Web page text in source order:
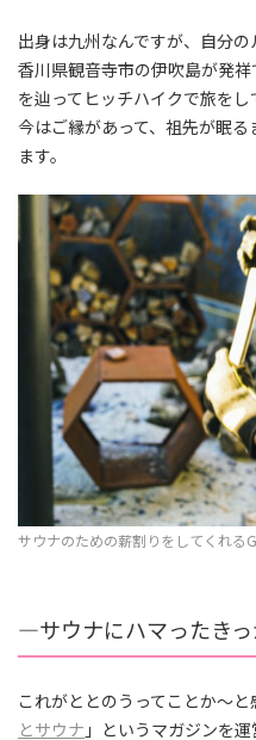
出身は九州なんですが、自分の
香川県観音寺市の伊吹島が発
を辿ってヒッチハイクで旅をし
今はご縁があって、祖先が眠
ます。
サウナのための薪割りをしてくれる
―サウナにハマったき
これがととのうってことか〜
とサウナ 」というマガジンを運